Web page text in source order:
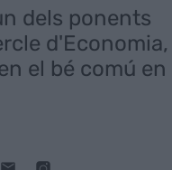
dels ponents
d'Economia,
el bé comú en